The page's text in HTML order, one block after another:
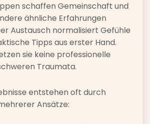
schaffen Gemeinschaft und
ähnliche Erfahrungen
Austausch normalisiert Gefühle
Tipps aus erster Hand.
sie keine professionelle
Traumata.
entstehen oft durch
Ansätze: